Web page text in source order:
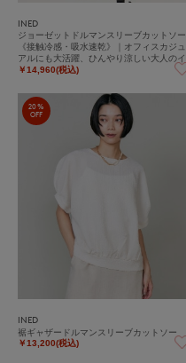
INED
ジョーゼットドルマンスリーブカットソー
《接触冷感・吸水速乾》｜オフィスカジュ
アルにも大活躍、ひんやり涼しい大人のイ
ージーケアカットソー
￥14,960(税込)
20%
OFF
INED
裾ギャザードルマンスリーブカットソー
￥13,200(税込)